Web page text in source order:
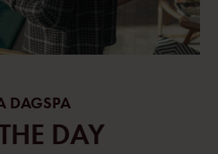
DAGSPA
DAY